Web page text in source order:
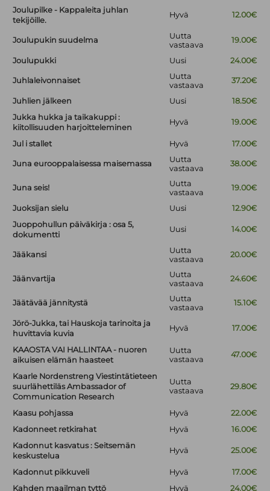
Joulupilke - Kappaleita juhlan
tekijöille.
Hyvä 12.00€
Joulupukin suudelma
Uutta
vastaava
19.00€
Joulupukki Uusi 24.00€
Juhlaleivonnaiset
Uutta
vastaava
37.20€
Juhlien jälkeen Uusi
18.50€
Jukka hukka ja taikakuppi :
kiitollisuuden harjoitteleminen
Hyvä 19.00€
Jul i stallet Hyvä 17.00€
Juna eurooppalaisessa maisemassa
Uutta
vastaava
38.00€
Juna seis!
Uutta
vastaava
19.00€
Juoksijan sielu Uusi
12.90€
Juoppohullun päiväkirja : osa 5,
dokumentti
Uusi 14.00€
Jääkansi
Uutta
vastaava
20.00€
Jäänvartija
Uutta
vastaava
24.60€
Jäätävää jännitystä
Uutta
vastaava
15.10€
Jörö-Jukka, tai Hauskoja tarinoita ja
huvittavia kuvia
Hyvä 17.00€
KAAOSTA VAI HALLINTAA - nuoren
aikuisen elämän haasteet
Uutta
vastaava
47.00€
Kaarle Nordenstreng Viestintätieteen
suurlähettiläs Ambassador of
Communication Research
Uutta
vastaava
29.80€
Kaasu pohjassa Hyvä
22.00€
Kadonneet retkirahat
Hyvä
16.00€
Kadonnut kasvatus : Seitsemän
keskustelua
Hyvä 25.00€
Kadonnut pikkuveli Hyvä
17.00€
Kahden maailman tyttö
Hyvä 24.00€